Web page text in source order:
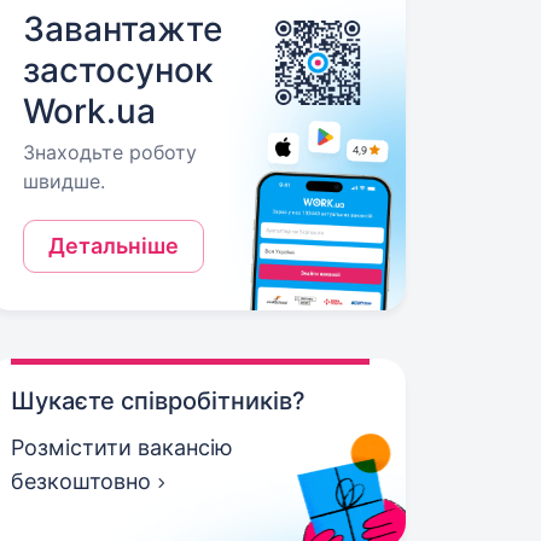
Завантажте
застосунок
Work.ua
Знаходьте роботу
швидше.
Детальніше
Шукаєте співробітників?
Розмістити вакансію
безкоштовно